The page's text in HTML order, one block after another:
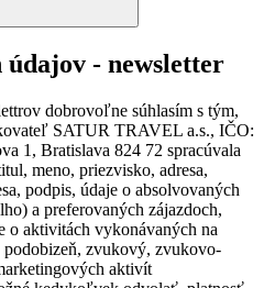
údajov - newsletter
dobrovoľne súhlasím s tým,
SATUR TRAVEL a.s., IČO:
1, Bratislava 824 72 spracúvala
meno, priezvisko, adresa,
podpis, údaje o absolvovaných
a preferovaných zájazdoch,
o aktivitách vykonávaných na
podobizeň, zvukový, zvukovo-
aktivít